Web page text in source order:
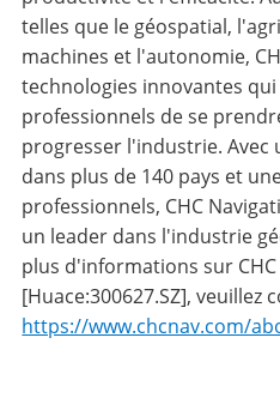
telles que le géospatial,
machines et l'autonomie,
technologies innovantes
professionnels de se
progresser l'industrie. Avec
dans plus de 140 pays et
professionnels, CHC
un leader dans l'industrie
plus d'informations sur
[Huace:300627.SZ], veuillez
https://www.chcnav.com/